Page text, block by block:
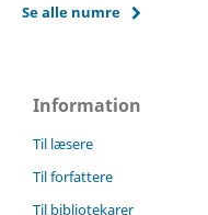
Se alle numre
Information
Til læsere
Til forfattere
Til bibliotekarer